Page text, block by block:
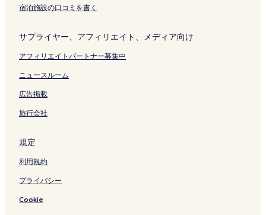
宿泊施設の口コミを書く
サプライヤー、アフィリエイト、メディア向け
アフィリエイトパートナー募集中
ニュースルーム
広告掲載
旅行会社
規定
利用規約
プライバシー
Cookie